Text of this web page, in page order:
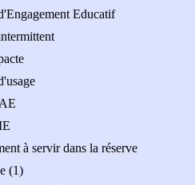
Educatif
à servir dans la réserve
(1)